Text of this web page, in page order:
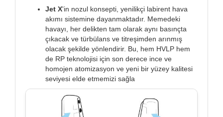
Jet X'in nozul konsepti, yenilikçi labirent hava
akımı sistemine dayanmaktadır. Memedeki
havayı, her delikten tam olarak aynı basınçta
çıkacak ve türbülans ve titreşimden arınmış
olacak şekilde yönlendirir. Bu, hem HVLP hem
de RP teknolojisi için son derece ince ve
homojen atomizasyon ve yeni bir yüzey kalitesi
seviyesi elde etmemizi sağla